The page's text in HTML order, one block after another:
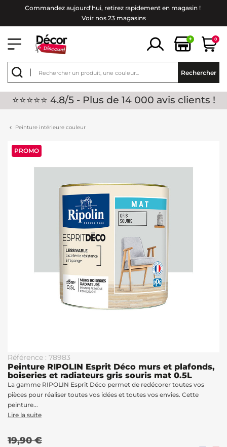
Commandez aujourd'hui, retirez rapidement en magasin !
Voir nos 23 magasins
+ 0
Rechercher
⭐⭐⭐⭐⭐ 4.8/5 - Plus de 14 000 avis clients !
Peinture intérieure couleur
PROMO
Référence : 78983
Peinture RIPOLIN Esprit Déco murs et plafonds,
boiseries et radiateurs gris souris mat 0.5L
La gamme RIPOLIN Esprit Déco permet de redécorer toutes vos
pièces pour réaliser toutes vos idées et toutes vos envies. Cette
peinture...
Lire la suite
19,90 €